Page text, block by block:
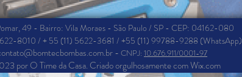
49 - Bairro: Vila Moraes- São Paulo / SP - CEP: 04162-080
8010 / + 55 (11) 5622-3681 / +55 (11) 99788-9288 (WhatsApp)
- CNPJ: 10.676.911/0001-97
por O Time da Casa. Criado orgulhosamente comWix.com